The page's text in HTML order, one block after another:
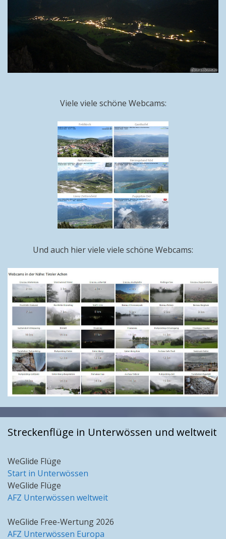
Viele viele schöne Webcams:
Und auch hier viele viele schöne Webcams:
Streckenflüge in Unterwössen und weltweit
WeGlide Flüge
Start in Unterwössen
WeGlide Flüge
AFZ Unterwössen weltweit
WeGlide Free-Wertung 2026
AFZ Unterwössen Europa